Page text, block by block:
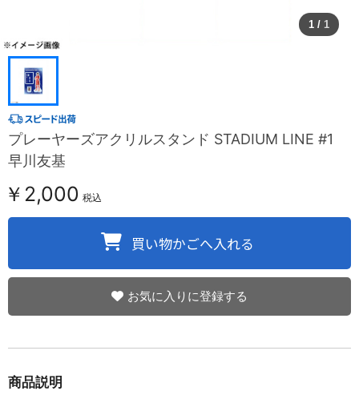
1 / 1
プレーヤーズアクリルスタンド STADIUM LINE #1
早川友基
￥2,000 税込
お気に入りに登録する
商品説明